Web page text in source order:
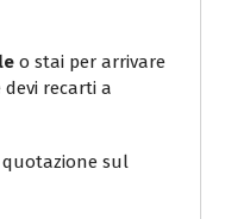
o stai per arrivare
devi recarti a
quotazione sul